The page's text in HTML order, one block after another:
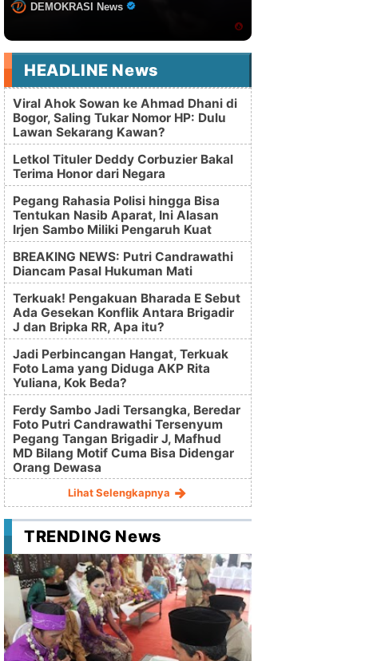
DEMOKRASI News
HEADLINE News
Viral Ahok Sowan ke Ahmad Dhani di
Bogor, Saling Tukar Nomor HP: Dulu
Lawan Sekarang Kawan?
Letkol Tituler Deddy Corbuzier Bakal
Terima Honor dari Negara
Pegang Rahasia Polisi hingga Bisa
Tentukan Nasib Aparat, Ini Alasan
Irjen Sambo Miliki Pengaruh Kuat
BREAKING NEWS: Putri Candrawathi
Diancam Pasal Hukuman Mati
Terkuak! Pengakuan Bharada E Sebut
Ada Gesekan Konflik Antara Brigadir
J dan Bripka RR, Apa itu?
Jadi Perbincangan Hangat, Terkuak
Foto Lama yang Diduga AKP Rita
Yuliana, Kok Beda?
Ferdy Sambo Jadi Tersangka, Beredar
Foto Putri Candrawathi Tersenyum
Pegang Tangan Brigadir J, Mafhud
MD Bilang Motif Cuma Bisa Didengar
Orang Dewasa
Lihat Selengkapnya
TRENDING News